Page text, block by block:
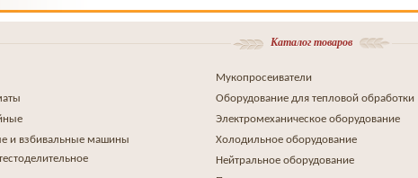
Каталог товаров
и взбивальные машины
Мукопросеиватели
Оборудование для тепловой обработки
Электромеханическое оборудование
Холодильное оборудование
Нейтральное оборудование